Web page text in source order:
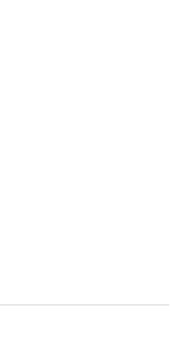
pianificato e di
quando inizia il
migliorare!